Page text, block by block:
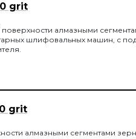
grit
алмазными
шлифовальных машин, с
grit
алмазными сегментами